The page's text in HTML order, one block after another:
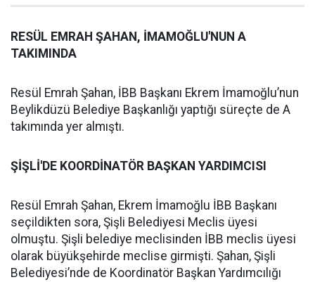
RESÜL EMRAH ŞAHAN, İMAMOĞLU'NUN A
TAKIMINDA
Resül Emrah Şahan, İBB Başkanı Ekrem İmamoğlu’nun
Beylikdüzü Belediye Başkanlığı yaptığı süreçte de A
takımında yer almıştı.
ŞİŞLİ'DE KOORDİNATÖR BAŞKAN YARDIMCISI
Resül Emrah Şahan, Ekrem İmamoğlu İBB Başkanı
seçildikten sora, Şişli Belediyesi Meclis üyesi
olmuştu. Şişli belediye meclisinden İBB meclis üyesi
olarak büyükşehirde meclise girmişti. Şahan, Şişli
Belediyesi’nde de Koordinatör Başkan Yardımcılığı